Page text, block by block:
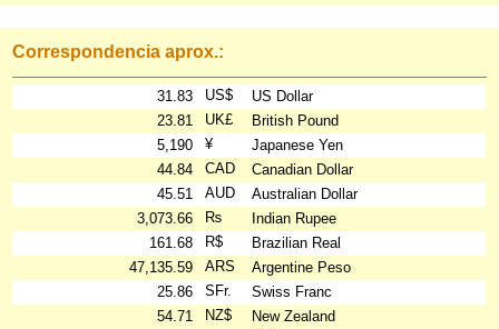
Correspondencia aprox.:
31.83 US$
US Dollar
23.81
UK£
British Pound
5,190
¥
Japanese Yen
44.84
CAD
Canadian Dollar
45.51
AUD
Australian Dollar
3,073.66
₨
Indian Rupee
161.68
R$
Brazilian Real
47,135.59
ARS
Argentine Peso
25.86
SFr.
Swiss Franc
54.71
NZ$
New Zealand